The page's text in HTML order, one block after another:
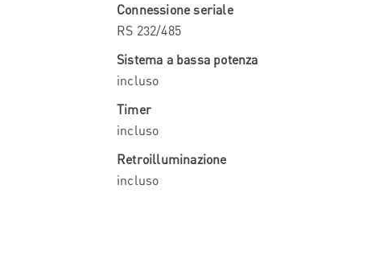
Connessione seriale
RS 232/485
Sistema a bassa potenza
incluso
Timer
incluso
Retroilluminazione
incluso